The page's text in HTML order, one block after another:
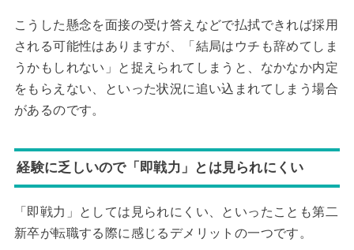
こうした懸念を面接の受け答えなどで払拭できれば採用
される可能性はありますが、「結局はウチも辞めてしま
うかもしれない」と捉えられてしまうと、なかなか内定
をもらえない、といった状況に追い込まれてしまう場合
があるのです。
経験に乏しいので「即戦力」とは見られにくい
「即戦力」としては見られにくい、といったことも第二
新卒が転職する際に感じるデメリットの一つです。